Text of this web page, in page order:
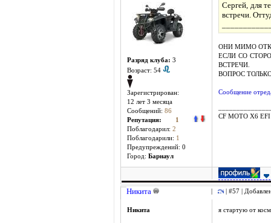
Разряд клуба: 3
Возраст: 54
Зарегистрирован:
12 лет 3 месяцa
Сообщений: 86
Репутация:
1
Поблагодарил: 2
Поблагодарили: 1
Предупреждений: 0
Город: Барнаул
Сергей, для
встречи.
ОНИ МИМО
ЕСЛИ СО
ВСТРЕЧИ.
ВОПРОС
Сообщение
CF MOTO X6 EFI
Никита | #57 |
Никита я стартую от